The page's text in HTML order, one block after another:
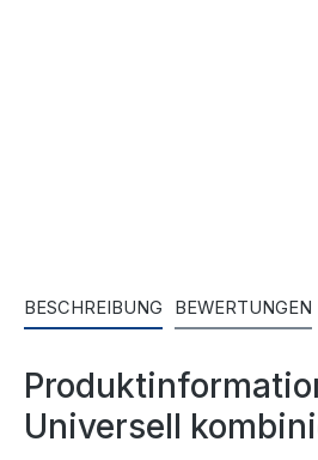
BESCHREIBUNG BEWERTUNGEN
Universell